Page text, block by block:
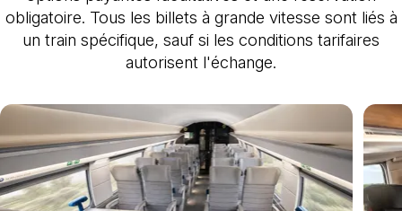
obligatoire. Tous les billets à grande vitesse sont liés à
un train spécifique, sauf si les conditions tarifaires
autorisent l'échange.